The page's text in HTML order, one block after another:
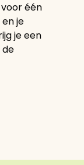
één
je
je een
de